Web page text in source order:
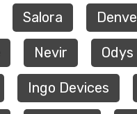
Salora
Nevir Odys
Ingo Devices